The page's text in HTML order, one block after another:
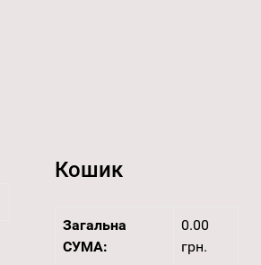
Кошик
Загальна
СУМА:
0.00
грн.